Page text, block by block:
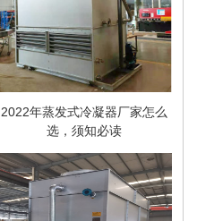
2022年蒸发式冷凝器厂家怎么
选，须知必读